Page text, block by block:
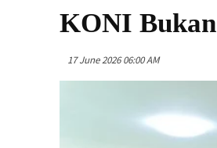
KONI
17 June 2026 06:00 AM